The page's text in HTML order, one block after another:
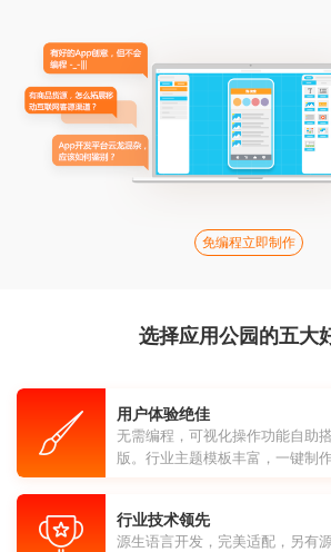
免编程立即制作
选择应用公园的五大
用户体验绝佳
无需编程，可视化操作功能自助
版。行业主题模板丰富，一键制
行业技术领先
源生语言开发，完美适配，另有